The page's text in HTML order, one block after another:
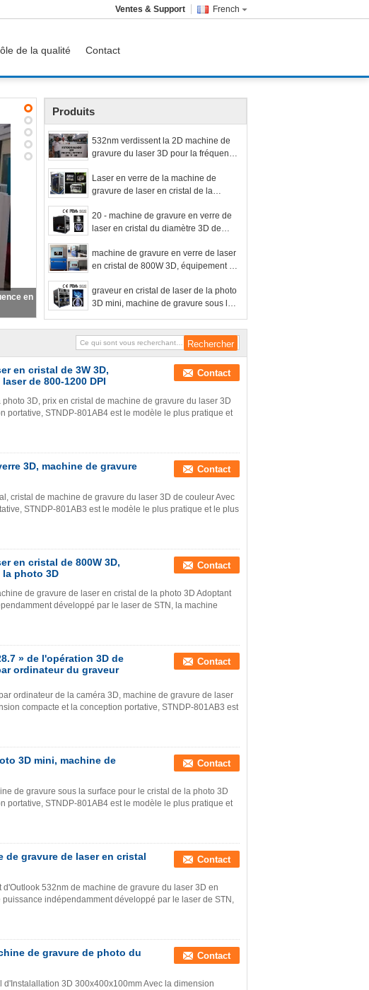
French
Ventes & Support
de la qualité
Contact
3D
Produits
532nm verdissent la 2D machine de
gravure du laser 3D pour la fréquence
Laser en verre de la machine de
gravure de laser en cristal de la
20 - machine de gravure en verre de
laser en cristal du diamètre 3D de
personnalisés de la photo 3D
machine de gravure en verre de laser
en cristal de 800W 3D, équipement de
graveur en cristal de laser de la photo
3D mini, machine de gravure sous la
en cristal de 3W 3D,
de 800-1200 DPI
Contact
3D, prix en cristal de machine de gravure du laser 3D
portative, STNDP-801AB4 est le modèle le plus pratique et
3D, machine de gravure
Contact
cristal de machine de gravure du laser 3D de couleur Avec
STNDP-801AB3 est le modèle le plus pratique et le plus
en cristal de 800W 3D,
la photo 3D
Contact
de gravure de laser en cristal de la photo 3D Adoptant
développé par le laser de STN, la machine
» de l'opération 3D de
ordinateur du graveur
Contact
ordinateur de la caméra 3D, machine de gravure de laser
compacte et la conception portative, STNDP-801AB3 est
3D mini, machine de
Contact
de gravure sous la surface pour le cristal de la photo 3D
portative, STNDP-801AB4 est le modèle le plus pratique et
de gravure de laser en cristal
Contact
532nm de machine de gravure du laser 3D en
indépendamment développé par le laser de STN,
de gravure de photo du
Contact
3D 300x400x100mm Avec la dimension